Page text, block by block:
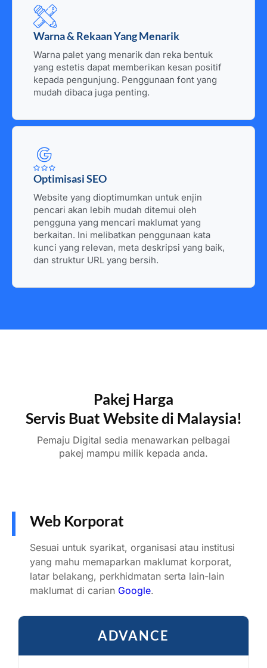
Warna & Rekaan Yang Menarik
Warna palet yang menarik dan reka bentuk
yang estetis dapat memberikan kesan positif
kepada pengunjung. Penggunaan font yang
mudah dibaca juga penting.
Optimisasi SEO
Website yang dioptimumkan untuk enjin
pencari akan lebih mudah ditemui oleh
pengguna yang mencari maklumat yang
berkaitan. Ini melibatkan penggunaan kata
kunci yang relevan, meta deskripsi yang baik,
dan struktur URL yang bersih.
Pakej Harga
Servis Buat Website di Malaysia!
Pemaju Digital sedia menawarkan pelbagai
pakej mampu milik kepada anda.
Web Korporat
Sesuai untuk syarikat, organisasi atau institusi
yang mahu memaparkan maklumat korporat,
latar belakang, perkhidmatan serta lain-lain
maklumat di carian Google.
ADVANCE